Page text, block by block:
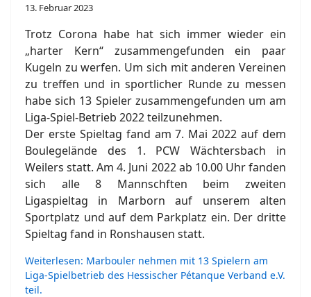
13. Februar 2023
Trotz Corona habe hat sich immer wieder ein
„harter Kern“ zusammengefunden ein paar
Kugeln zu werfen. Um sich mit anderen Vereinen
zu treffen und in sportlicher Runde zu messen
habe sich 13 Spieler zusammengefunden um am
Liga-Spiel-Betrieb 2022 teilzunehmen.
Der erste Spieltag fand am 7. Mai 2022 auf dem
Boulegelände des 1. PCW Wächtersbach in
Weilers statt. Am 4. Juni 2022 ab 10.00 Uhr fanden
sich alle 8 Mannschften beim zweiten
Ligaspieltag in Marborn auf unserem alten
Sportplatz und auf dem Parkplatz ein. Der dritte
Spieltag fand in Ronshausen statt.
Weiterlesen: Marbouler nehmen mit 13 Spielern am
Liga-Spielbetrieb des Hessischer Pétanque Verband e.V.
teil.